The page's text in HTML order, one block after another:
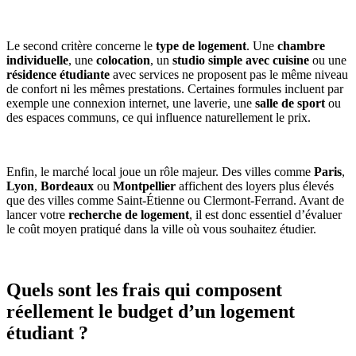
Le second critère concerne le type de logement. Une chambre
individuelle, une colocation, un studio simple avec cuisine ou une
résidence étudiante avec services ne proposent pas le même niveau
de confort ni les mêmes prestations. Certaines formules incluent par
exemple une connexion internet, une laverie, une salle de sport ou
des espaces communs, ce qui influence naturellement le prix.
Enfin, le marché local joue un rôle majeur. Des villes comme Paris,
Lyon, Bordeaux ou Montpellier affichent des loyers plus élevés
que des villes comme Saint-Étienne ou Clermont-Ferrand. Avant de
lancer votre recherche de logement, il est donc essentiel d’évaluer
le coût moyen pratiqué dans la ville où vous souhaitez étudier.
Quels sont les frais qui composent
réellement le budget d’un logement
étudiant ?